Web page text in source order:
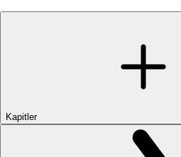
Kapitler